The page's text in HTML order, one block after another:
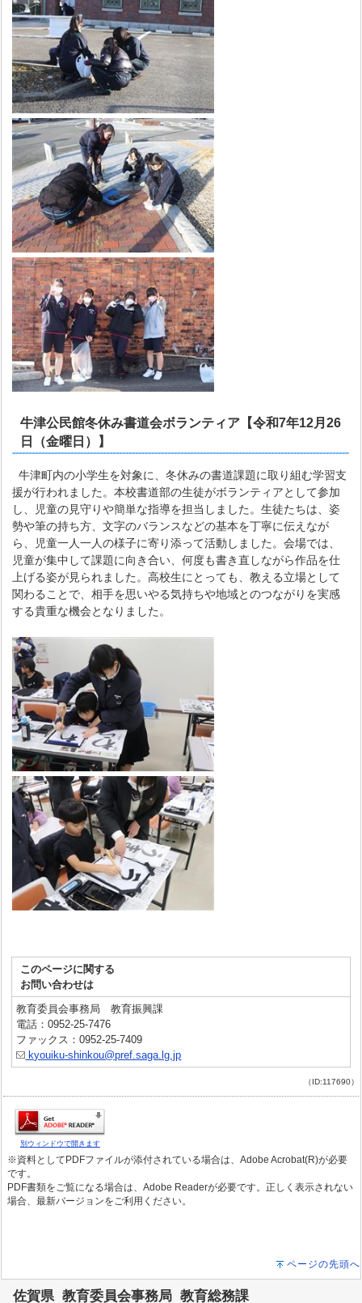
牛津公民館冬休み書道会ボランティア【令和7年12月26
日（金曜日）】
牛津町内の小学生を対象に、冬休みの書道課題に取り組む学習支
援が行われました。本校書道部の生徒がボランティアとして参加
し、児童の見守りや簡単な指導を担当しました。生徒たちは、姿
勢や筆の持ち方、文字のバランスなどの基本を丁寧に伝えなが
ら、児童一人一人の様子に寄り添って活動しました。会場では、
児童が集中して課題に向き合い、何度も書き直しながら作品を仕
上げる姿が見られました。高校生にとっても、教える立場として
関わることで、相手を思いやる気持ちや地域とのつながりを実感
する貴重な機会となりました。
このページに関する
お問い合わせは
教育委員会事務局 教育振興課
電話：0952-25-7476
ファックス：0952-25-7409
kyouiku-shinkou@pref.saga.lg.jp
（ID:117690）
別ウィンドウで開きます
※資料としてPDFファイルが添付されている場合は、Adobe Acrobat(R)が必要
です。
PDF書類をご覧になる場合は、Adobe Readerが必要です。正しく表示されない
場合、最新バージョンをご利用ください。
ページの先頭へ
佐賀県 教育委員会事務局 教育総務課